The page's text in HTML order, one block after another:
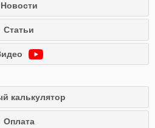
Новости
Статьи
калькулятор
Оплата